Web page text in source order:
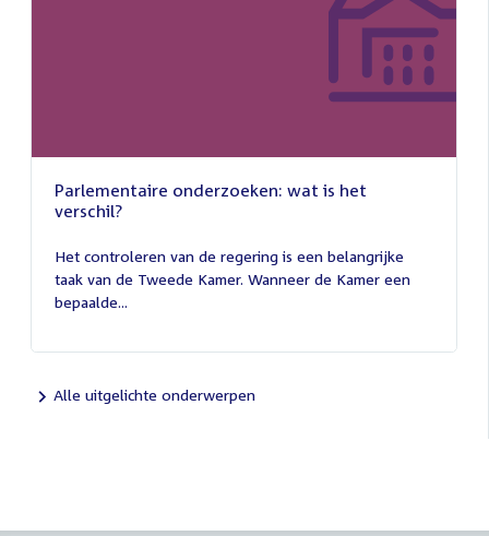
Parlementaire onderzoeken: wat is het
verschil?
juli
2026
Het controleren van de regering is een belangrijke
taak van de Tweede Kamer. Wanneer de Kamer een
bepaalde...
Alle uitgelichte onderwerpen